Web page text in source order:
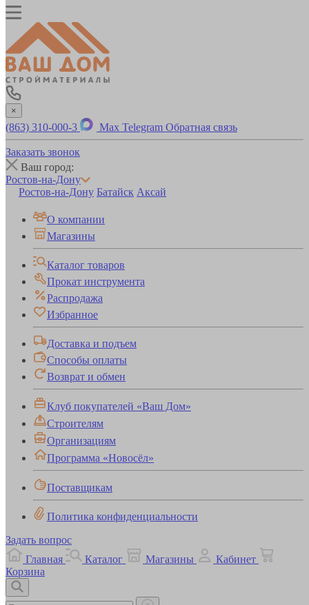
×
(863) 310-000-3 Max Telegram Обратная связь
Заказать звонок
Ваш город:
Ростов-на-Дону
Ростов-на-Дону Батайск Аксай
О компании
Магазины
Каталог товаров
Прокат инструмента
Распродажа
Избранное
Доставка и подъем
Способы оплаты
Возврат и обмен
Клуб покупателей «Ваш Дом»
Строителям
Организациям
Программа «Новосёл»
Поставщикам
Политика конфиденциальности
Задать вопрос
Главная
Каталог Магазины
Кабинет
Корзина